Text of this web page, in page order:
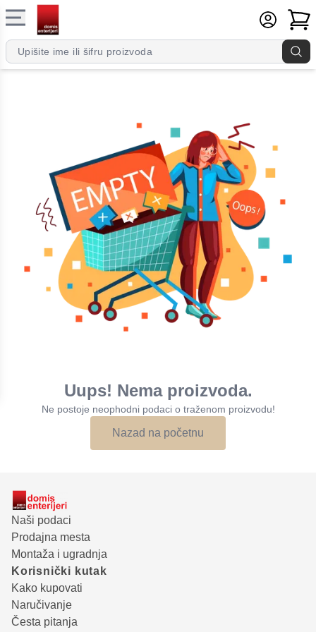
Uups! Nema proizvoda.
Ne postoje neophodni podaci o traženom proizvodu!
Nazad na početnu
Naši podaci
Prodajna mesta
Montaža i ugradnja
Korisnički kutak
Kako kupovati
Naručivanje
Česta pitanja